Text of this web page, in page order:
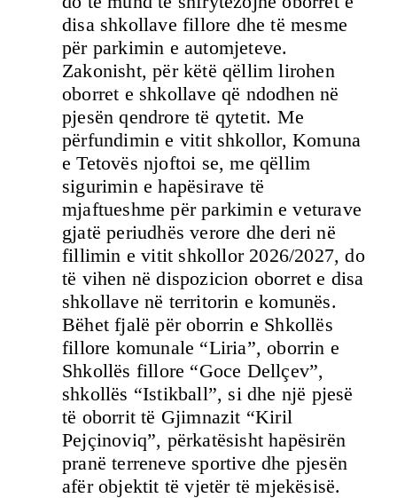
disa shkollave fillore dhe të mesme
për parkimin e automjeteve.
Zakonisht, për këtë qëllim lirohen
oborret e shkollave që ndodhen në
pjesën qendrore të qytetit. Me
përfundimin e vitit shkollor, Komuna
e Tetovës njoftoi se, me qëllim
sigurimin e hapësirave të
mjaftueshme për parkimin e veturave
gjatë periudhës verore dhe deri në
fillimin e vitit shkollor 2026/2027, do
të vihen në dispozicion oborret e disa
shkollave në territorin e komunës.
Bëhet fjalë për oborrin e Shkollës
fillore komunale “Liria”, oborrin e
Shkollës fillore “Goce Dellçev”,
shkollës “Istikball”, si dhe një pjesë
të oborrit të Gjimnazit “Kiril
Pejçinoviq”, përkatësisht hapësirën
pranë terreneve sportive dhe pjesën
afër objektit të vjetër të mjekësisë.